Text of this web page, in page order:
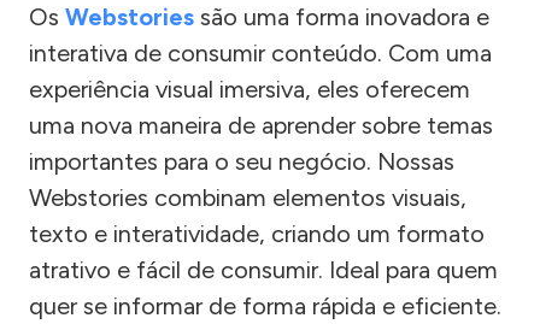
Os Webstories são uma forma inovadora e
interativa de consumir conteúdo. Com uma
experiência visual imersiva, eles oferecem
uma nova maneira de aprender sobre temas
importantes para o seu negócio. Nossas
Webstories combinam elementos visuais,
texto e interatividade, criando um formato
atrativo e fácil de consumir. Ideal para quem
quer se informar de forma rápida e eficiente.